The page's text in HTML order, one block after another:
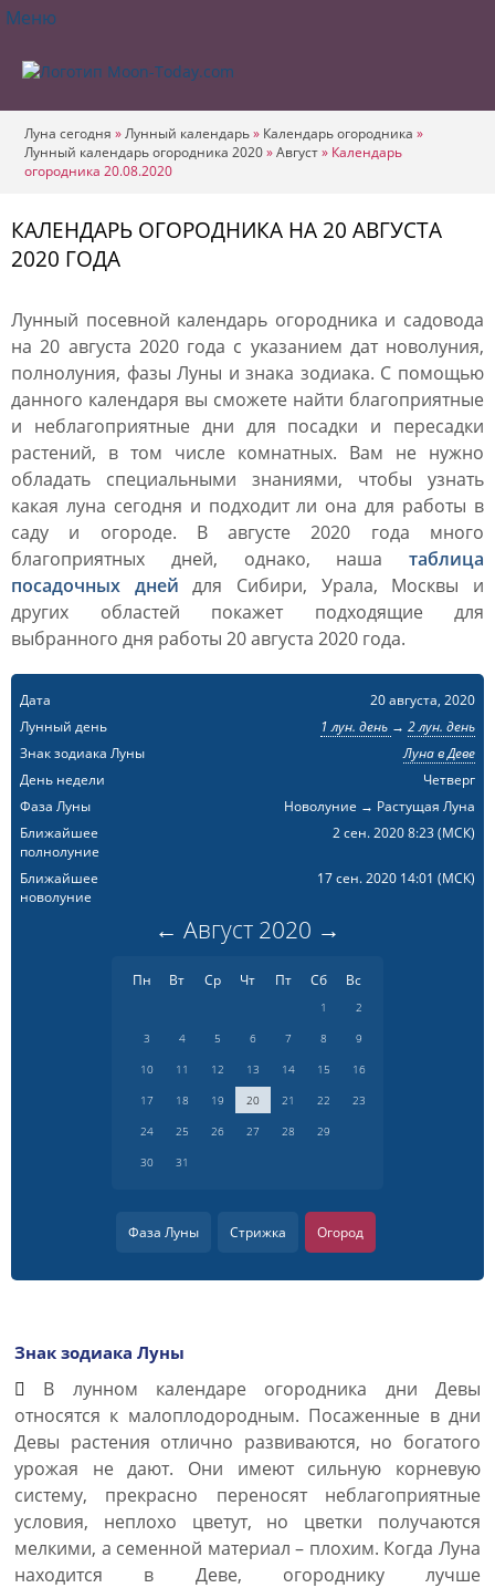
Меню
Луна сегодня »Лунный календарь» Календарь огородника »
Лунный календарь огородника 2020»Август» Календарь
огородника 20.08.2020
КАЛЕНДАРЬ ОГОРОДНИКА НА 20 АВГУСТА
2020 ГОДА
Лунный посевной календарь огородника и садовода
на 20 августа 2020 года с указанием дат новолуния,
полнолуния, фазы Луны и знака зодиака. С помощью
данного календаря вы сможете найти благоприятные
и неблагоприятные дни для посадки и пересадки
растений, в том числе комнатных. Вам не нужно
обладать специальными знаниями, чтобы узнать
какая луна сегодня и подходит ли она для работы в
саду и огороде. В августе 2020 года много
благоприятных дней, однако, наша таблица
посадочных дней для Сибири, Урала, Москвы и
других областей покажет подходящие для
выбранного дня работы 20 августа 2020 года.
Дата
20 августа, 2020
Лунный день
1 лун. день → 2 лун. день
Знак зодиака Луны
Луна в Деве
День недели
Четверг
Фаза Луны
Новолуние → Растущая Луна
Ближайшее
полнолуние
2 сен. 2020 8:23(МСК)
Ближайшее
новолуние
17 сен. 2020 14:01 (МСК)
← Август 2020 →
Пн Вт Ср Чт Пт Сб Вс
1
2
3
4 5 6 7 8
9
10
11 12 13 14 15
16
17
18 19 20 21 22
23
24
25 26 27 28
29
30
31
Фаза Луны Стрижка Огород
Знак зодиака Луны
В лунном календаре огородника дни Девы
относятся к малоплодородным. Посаженные в дни
Девы растения отлично развиваются, но богатого
урожая не дают. Они имеют сильную корневую
систему, прекрасно переносят неблагоприятные
условия, неплохо цветут, но цветки получаются
мелкими, а семенной материал – плохим. Когда Луна
находится в Деве, огороднику лучше